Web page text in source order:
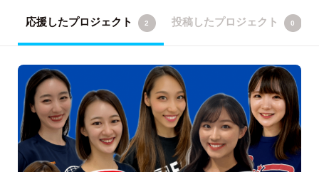
応援したプロジェクト 2 投稿したプロジェクト 0